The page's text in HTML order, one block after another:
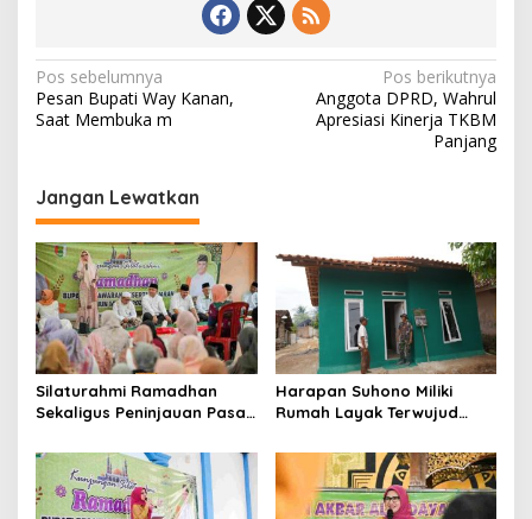
N
a
i
g
a
s
i
p
o
s
Pos sebelumnya
Pesan Bupati Way Kanan,
Saat Membuka m
Pos berikutnya
Anggota DPRD, Wahrul
Apresiasi Kinerja TKBM
Panjang
Jangan Lewatkan
Silaturahmi Ramadhan
Sekaligus Peninjauan Pasar
Ramadhan di Kecamatan
Tegineneng
Harapan Suhono Miliki
Rumah Layak Terwujud